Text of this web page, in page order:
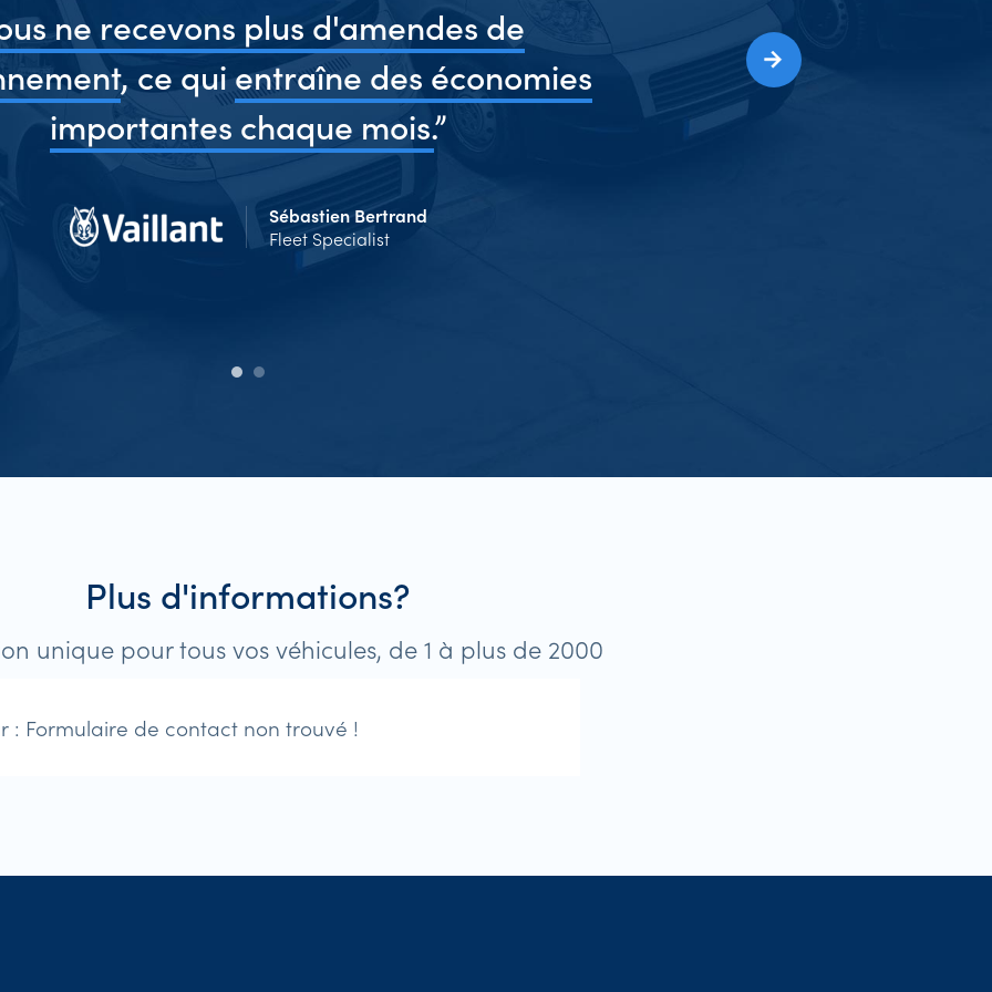
ne recevons plus d'amendes de
, ce quientraîne des économies
importantes chaque mois.”
Sébastien Bertrand
Fleet Specialist
Plus d'informations?
unique pour tous vos véhicules, de 1 à plus de 2000
: Formulaire de contact non trouvé !